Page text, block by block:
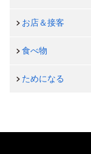
お店＆接客
食べ物
ためになる